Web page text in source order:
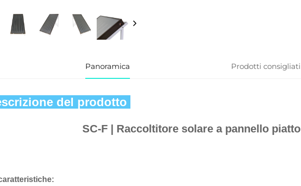
Panoramica Prodotti consigliati
del prodotto
SC-F | Raccoltitore solare a pannello piatto